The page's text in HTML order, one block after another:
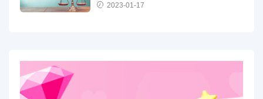
2023-01-17